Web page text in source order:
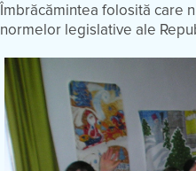
Îmbrăcămintea folosită care
normelor legislative ale